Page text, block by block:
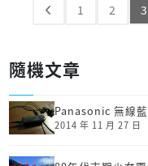
1 2 3
隨機文章
Panasonic 無線
2014 年 11 月 27 日